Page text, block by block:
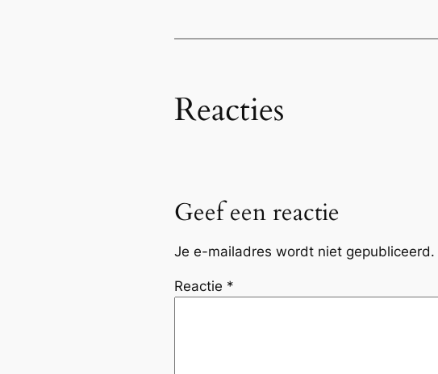
Reacties
Geef een reactie
Je e-mailadres wordt niet gepubliceerd.
Reactie *